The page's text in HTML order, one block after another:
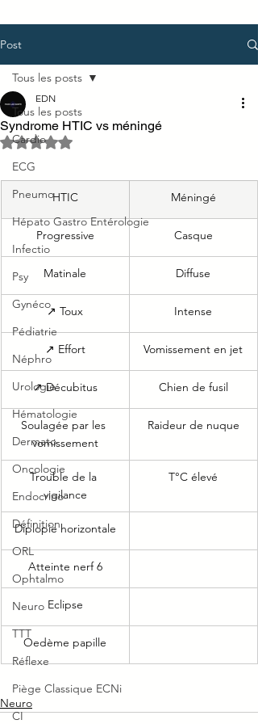
Post
Tous les posts
Cardio
ECG
Pneumo
Hépato Gastro Entérologie
Infectio
Psy
Gynéco
Pédiatrie
Néphro
Urologie
Hématologie
Dermato
Oncologie
Endocrino
Définition
ORL
Ophtalmo
Neuro
TTT
Réflexe
Piège Classique ECNi
CI
Tous les posts
Syndrome HTIC vs méningé
EDN
Noté NaN étoiles sur 5.
HTIC Méningé
Progressive Casque
Matinale Diffuse
↗ Toux Intense
↗ Effort Vomissement en jet
↗ Décubitus Chien de fusil
Soulagée par les
vomissement
Raideur de nuque
Trouble de la
vigilance
T°C élevé
Diplopie horizontale
Atteinte nerf 6
Eclipse
Oedème papille
Neuro